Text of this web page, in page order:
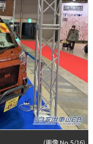
(画像 No.5/16)